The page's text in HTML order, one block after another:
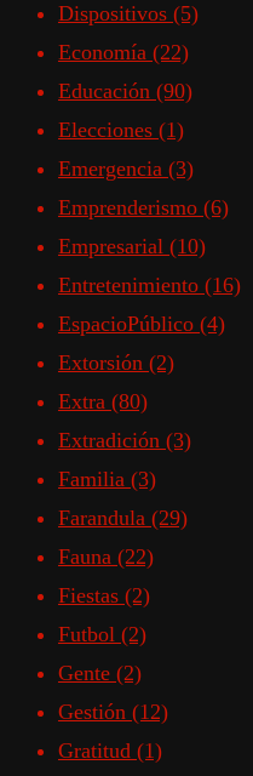
Dispositivos (5)
Economía (22)
Educación (90)
Elecciones (1)
Emergencia (3)
Emprenderismo (6)
Empresarial (10)
Entretenimiento (16)
EspacioPúblico (4)
Extorsión (2)
Extra (80)
Extradición (3)
Familia (3)
Farandula (29)
Fauna (22)
Fiestas (2)
Futbol (2)
Gente (2)
Gestión (12)
Gratitud (1)